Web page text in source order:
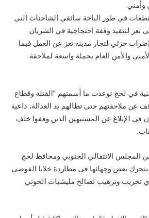
وأمني
في طور الباحة سائقي الشاحنات التي
تعز لتنفيذ وقفة احتجاجية في الشريان
جزئي لتجار مدينة تعز عن العمل فيما
والأمن العام بحملة واسعة لملاحقة
في لحج توعدت ما أسمتهم “القتلة وقطاع
عن ملاحقتهم حتى تطالهم يد العدالة، داعية
في الإبلاغ عن المشتبهين الذين وقفوا خلف
المجلس الانتقالي الجنوبي ومحافظ لحج
يتحرك بعض وجهائها في مطاردة خلايا الفوضى
تخريب وترهيب لصالح مليشيات الحوثي